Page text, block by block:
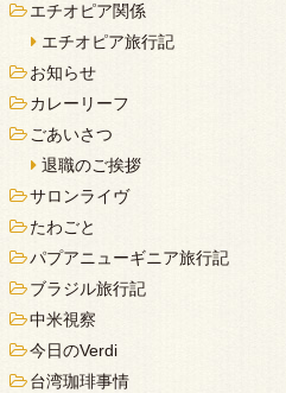
エチオピア関係
エチオピア旅行記
お知らせ
カレーリーフ
ごあいさつ
退職のご挨拶
サロンライヴ
たわごと
パプアニューギニア旅行記
ブラジル旅行記
中米視察
今日のVerdi
台湾珈琲事情